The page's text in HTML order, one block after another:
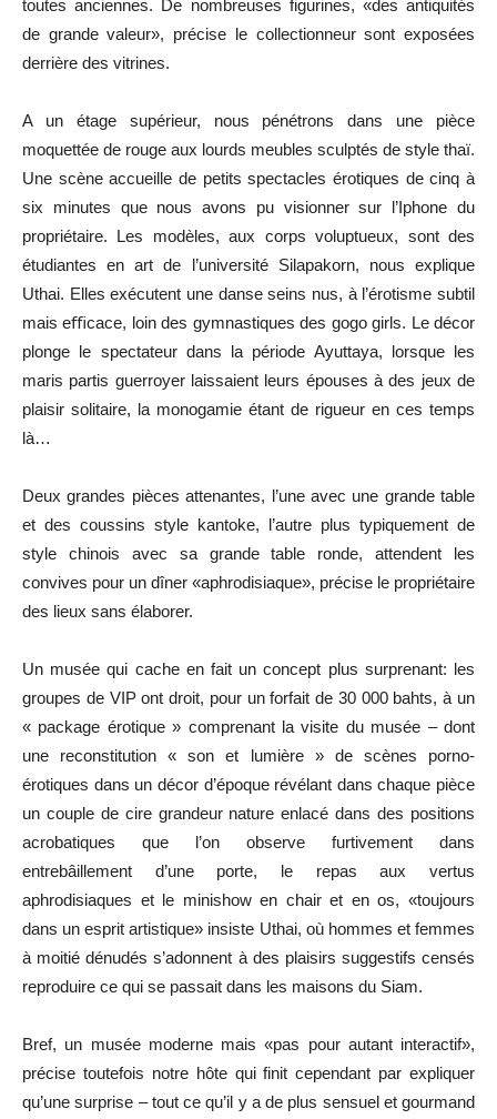
toutes anciennes. De nombreuses figurines, «des antiquités
de grande valeur», précise le collectionneur sont exposées
derrière des vitrines.
A un étage supérieur, nous pénétrons dans une pièce
moquettée de rouge aux lourds meubles sculptés de style thaï.
Une scène accueille de petits spectacles érotiques de cinq à
six minutes que nous avons pu visionner sur l’Iphone du
propriétaire. Les modèles, aux corps voluptueux, sont des
étudiantes en art de l’université Silapakorn, nous explique
Uthai. Elles exécutent une danse seins nus, à l’érotisme subtil
mais eﬃcace, loin des gymnastiques des gogo girls. Le décor
plonge le spectateur dans la période Ayuttaya, lorsque les
maris partis guerroyer laissaient leurs épouses à des jeux de
plaisir solitaire, la monogamie étant de rigueur en ces temps
là…
Deux grandes pièces attenantes, l’une avec une grande table
et des coussins style kantoke, l’autre plus typiquement de
style chinois avec sa grande table ronde, attendent les
convives pour un dîner «aphrodisiaque», précise le propriétaire
des lieux sans élaborer.
Un musée qui cache en fait un concept plus surprenant: les
groupes de VIP ont droit, pour un forfait de 30 000 bahts, à un
« package érotique » comprenant la visite du musée – dont
une reconstitution « son et lumière » de scènes porno-
érotiques dans un décor d’époque révélant dans chaque pièce
un couple de cire grandeur nature enlacé dans des positions
acrobatiques que l’on observe furtivement dans
entrebâillement d’une porte, le repas aux vertus
aphrodisiaques et le minishow en chair et en os, «toujours
dans un esprit artistique» insiste Uthai, où hommes et femmes
à moitié dénudés s’adonnent à des plaisirs suggestifs censés
reproduire ce qui se passait dans les maisons du Siam.
Bref, un musée moderne mais «pas pour autant interactif»,
précise toutefois notre hôte qui finit cependant par expliquer
qu’une surprise – tout ce qu’il y a de plus sensuel et gourmand